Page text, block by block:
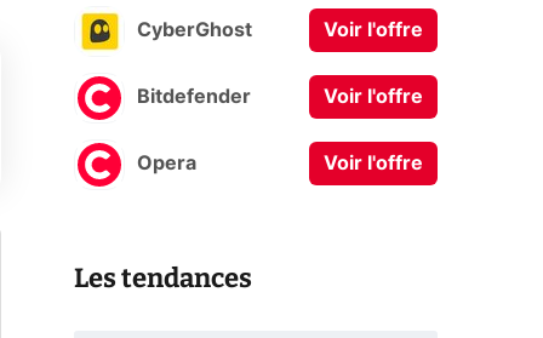
CyberGhost Voir l'offre
Bitdefender Voir l'offre
Opera Voir l'offre
Les tendances